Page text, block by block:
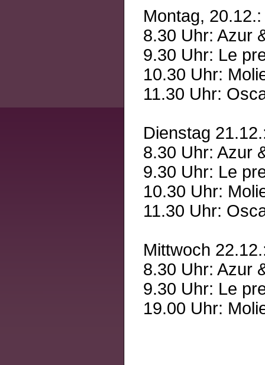
Montag, 20.12.:
8.30 Uhr: Azur
9.30 Uhr: Le
10.30 Uhr:
11.30 Uhr:
Dienstag
8.30 Uhr: Azur
9.30 Uhr: Le
10.30 Uhr:
11.30 Uhr:
Mittwoch
8.30 Uhr: Azur
9.30 Uhr: Le
19.00 Uhr: